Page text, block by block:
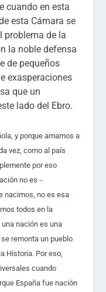
cuando en esta
esta Cámara se
problema de la
la noble defensa
de pequeños
exasperaciones
que un
lado del Ebro.
y porque amamos a
vez, como al país
por eso
no es–
nacimos, no es esa
todos en la
una nación es una
remonta un pueblo
Historia. Por eso,
cuando
España fue nación